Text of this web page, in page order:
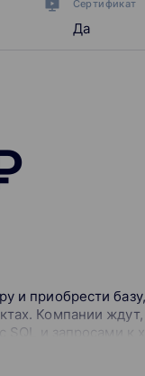
Сертификат
Да
и приобрести
Компании
SQL и запросами к
бизнес-аналитикам